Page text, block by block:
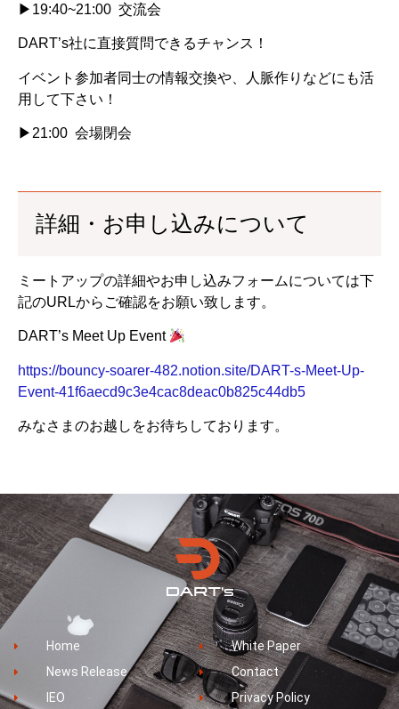
▶19:40~21:00 交流会
DART’s社に直接質問できるチャンス！
イベント参加者同士の情報交換や、人脈作りなどにも活
用して下さい！
▶21:00 会場閉会
詳細・お申し込みについて
ミートアップの詳細やお申し込みフォームについては下
記のURLからご確認をお願い致します。
DART’s Meet Up Event
https://bouncy-soarer-482.notion.site/DART-s-Meet-Up-
Event-41f6aecd9c3e4cac8deac0b825c44db5
みなさまのお越しをお待ちしております。
Home
News Release
IEO
White Paper
Contact
Privacy Policy